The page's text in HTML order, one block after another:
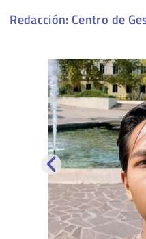
Redacción: Centro de